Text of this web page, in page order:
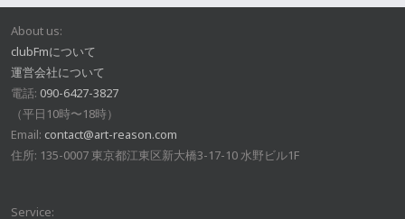
About us:
clubFmについて
運営会社について
電話: 090-6427-3827
（平日10時〜18時）
Email: contact@art-reason.com
住所: 135-0007 東京都江東区新大橋3-17-10 水野ビル1F
Service: